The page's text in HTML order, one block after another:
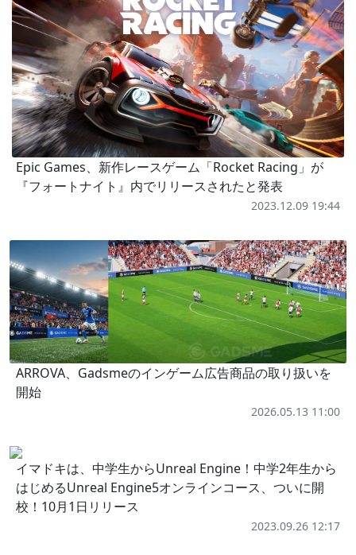
Epic Games、新作レースゲーム「Rocket Racing」が
『フォートナイト』内でリリースされたと発表
2023.12.09 19:44
ARROVA、Gadsmeのインゲーム広告商品の取り扱いを
開始
2026.05.13 11:00
イマドキは、中学生からUnreal Engine！中学2年生から
はじめるUnreal Engine5オンラインコース、ついに開
校！10月1日リリース
2023.09.26 12:17